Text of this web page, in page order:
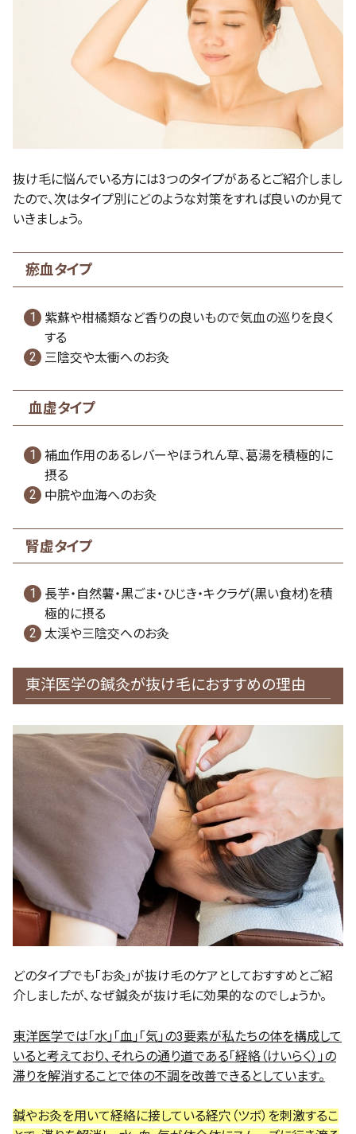
抜け毛に悩んでいる方には3つのタイプがあるとご紹介しまし
たので、次はタイプ別にどのような対策をすれば良いのか見て
いきましょう。
瘀血タイプ
紫蘇や柑橘類など香りの良いもので気血の巡りを良く
する
三陰交や太衝へのお灸
血虚タイプ
補血作用のあるレバーやほうれん草、葛湯を積極的に
摂る
中脘や血海へのお灸
腎虚タイプ
長芋・自然薯・黒ごま・ひじき・キクラゲ(黒い食材)を積
極的に摂る
太渓や三陰交へのお灸
東洋医学の鍼灸が抜け毛におすすめの理由
どのタイプでも「お灸」が抜け毛のケアとしておすすめとご紹
介しましたが、なぜ鍼灸が抜け毛に効果的なのでしょうか。
東洋医学では「水」「血」「気」の3要素が私たちの体を構成して
いると考えており、それらの通り道である「経絡（けいらく）」の
滞りを解消することで体の不調を改善できるとしています。
鍼やお灸を用いて経絡に接している経穴（ツボ）を刺激するこ